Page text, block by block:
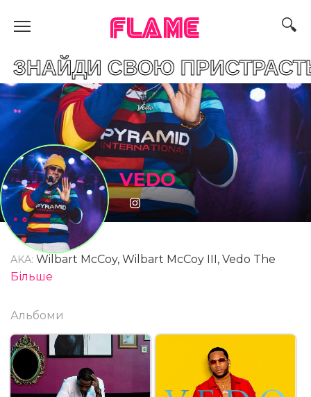
FLAME
СВОЮ ПРИСТРАСТЬ
VEDO
AKA: Wilbart McCoy, Wilbart McCoy III, Vedo The
Singer
Більше
Альбоми